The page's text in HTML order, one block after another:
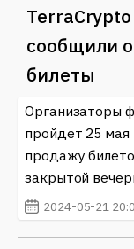
сообщили
билеты
Организаторы
пройдет 25
продажу
закрытой
2024-05-21